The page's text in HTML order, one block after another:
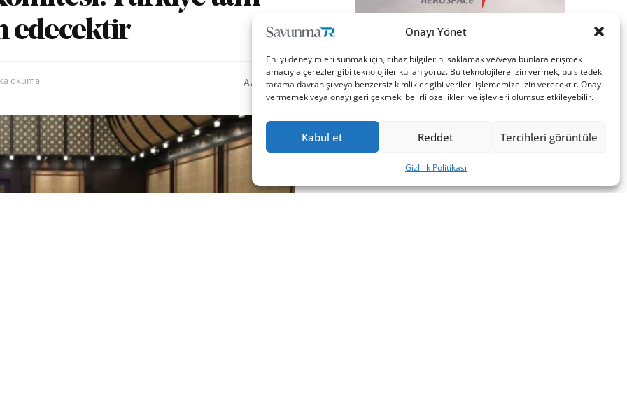
Onayı Yönet
En iyi deneyimleri sunmak için, cihaz bilgilerini saklamak ve/veya bunlara erişmek
amacıyla çerezler gibi teknolojiler kullanıyoruz. Bu teknolojilere izin vermek, bu sitedeki
tarama davranışı veya benzersiz kimlikler gibi verileri işlememize izin verecektir. Onay
vermemek veya onayı geri çekmek, belirli özellikleri ve işlevleri olumsuz etkileyebilir.
Kabul et Reddet Tercihleri görüntüle
Gizlilik Politikası
edecektir
okuma AA 0